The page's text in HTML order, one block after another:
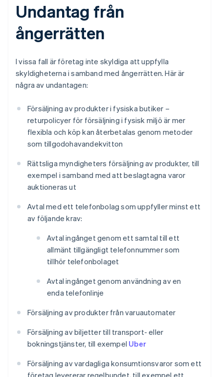
Undantag från
ångerrätten
I vissa fall är företag inte skyldiga att uppfylla
skyldigheterna i samband med ångerrätten. Här är
några av undantagen:
Försäljning av produkter i fysiska butiker –
returpolicyer för försäljning i fysisk miljö är mer
flexibla och köp kan återbetalas genom metoder
som tillgodohavandekvitton
Rättsliga myndigheters försäljning av produkter, till
exempel i samband med att beslagtagna varor
auktioneras ut
Avtal med ett telefonbolag som uppfyller minst ett
av följande krav:
Avtal ingånget genom ett samtal till ett
allmänt tillgängligt telefonnummer som
tillhör telefonbolaget
Avtal ingånget genom användning av en
enda telefonlinje
Försäljning av produkter från varuautomater
Försäljning av biljetter till transport- eller
bokningstjänster, till exempel Uber
Försäljning av vardagliga konsumtionsvaror som ett